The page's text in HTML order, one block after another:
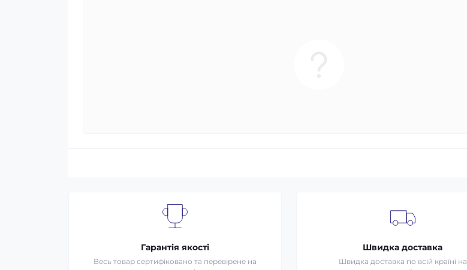
Гарантія якості
Весь товар сертифіковано та перевірене на
Швидка доставка
Швидка доставка по всій країні на